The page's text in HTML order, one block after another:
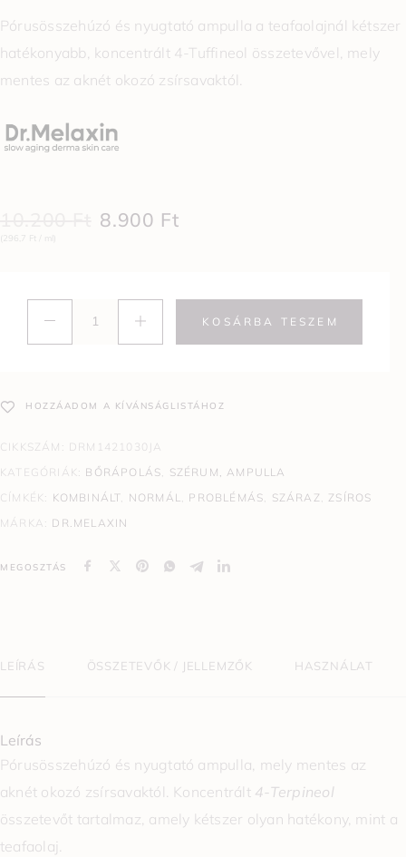
Pórusösszehúzó és nyugtató ampulla a teafaolajnál kétszer
hatékonyabb, koncentrált 4-Tuffineol összetevővel, mely
mentes az aknét okozó zsírsavaktól.
8.900 Ft
(296,7 Ft / ml)
KOSÁRBA TESZEM
HOZZÁADOM A KÍVÁNSÁGLISTÁHOZ
CIKKSZÁM: DRM1421030JA
KATEGÓRIÁK: BŐRÁPOLÁS, SZÉRUM, AMPULLA
CÍMKÉK: KOMBINÁLT, NORMÁL, PROBLÉMÁS, SZÁRAZ , ZSÍROS
MÁRKA: DR.MELAXIN
MEGOSZTÁS
LEÍRÁS ÖSSZETEVŐK / JELLEMZŐK HASZNÁLAT
Leírás
Pórusösszehúzó és nyugtató ampulla, mely mentes az
aknét okozó zsírsavaktól. Koncentrált 4-Terpineol
összetevőt tartalmaz, amely kétszer olyan hatékony, mint a
teafaolaj.